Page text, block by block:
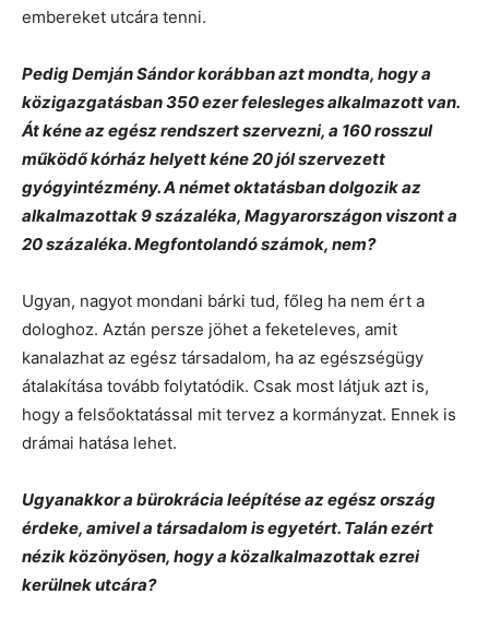
embereket utcára tenni.
Pedig Demján Sándor korábban azt mondta, hogy a
közigazgatásban 350 ezer felesleges alkalmazott van.
Át kéne az egész rendszert szervezni, a 160 rosszul
működő kórház helyett kéne 20 jól szervezett
gyógyintézmény. A német oktatásban dolgozik az
alkalmazottak 9 százaléka, Magyarországon viszont a
20 százaléka. Megfontolandó számok, nem?
Ugyan, nagyot mondani bárki tud, főleg ha nem ért a
dologhoz. Aztán persze jöhet a feketeleves, amit
kanalazhat az egész társadalom, ha az egészségügy
átalakítása tovább folytatódik. Csak most látjuk azt is,
hogy a felsőoktatással mit tervez a kormányzat. Ennek is
drámai hatása lehet.
Ugyanakkor a bürokrácia leépítése az egész ország
érdeke, amivel a társadalom is egyetért. Talán ezért
nézik közönyösen, hogy a közalkalmazottak ezrei
kerülnek utcára?